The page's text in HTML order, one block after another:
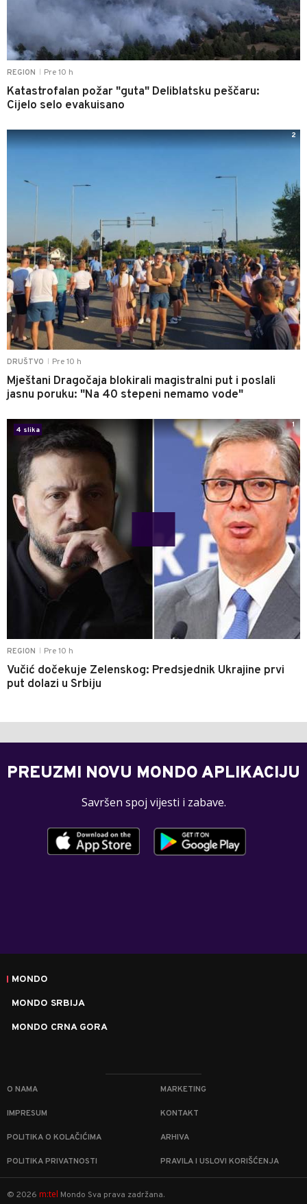
REGION Pre 10 h
Katastrofalan požar "guta" Deliblatsku peščaru:
Cijelo selo evakuisano
DRUŠTVO Pre 10 h
Mještani Dragočaja blokirali magistralni put i poslali
jasnu poruku: "Na 40 stepeni nemamo vode"
2
REGION Pre 10 h
Vučić dočekuje Zelenskog: Predsjednik Ukrajine prvi
put dolazi u Srbiju
4 slika
1
PREUZMI NOVU MONDO APLIKACIJU
Savršen spoj vijesti i zabave.
MONDO
MONDO SRBIJA
MONDO CRNA GORA
O NAMA MARKETING
IMPRESUM KONTAKT
POLITIKA O KOLAČIĆIMA ARHIVA
POLITIKA PRIVATNOSTI PRAVILA I USLOVI KORIŠĆENJA
© 2026 m:tel Mondo Sva prava zadržana.